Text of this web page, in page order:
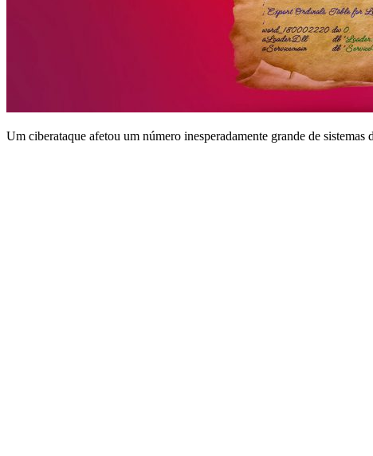
Um ciberataque afetou um número inesperadamente grande de sistemas